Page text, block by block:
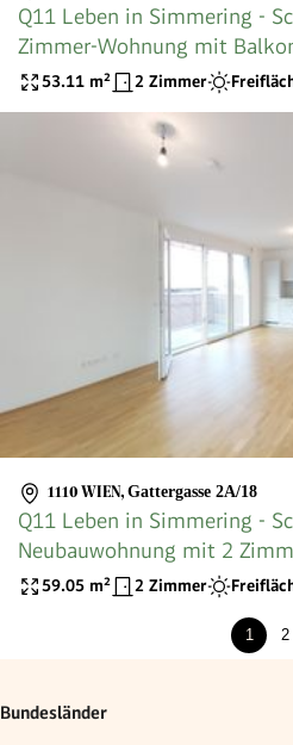
Q11 Leben in Simmering - Schöne 2-
Zimmer-Wohnung mit
Deckenkühlung!
53.11 m² 2 Zimmer
1110 WIEN, Gattergasse 2A/18
Q11 Leben in Simmering - Schöne
Neubauwohnung mit 2
und Deckenkühlung!
59.05 m² 2 Zimmer
1 2
Bundesländer